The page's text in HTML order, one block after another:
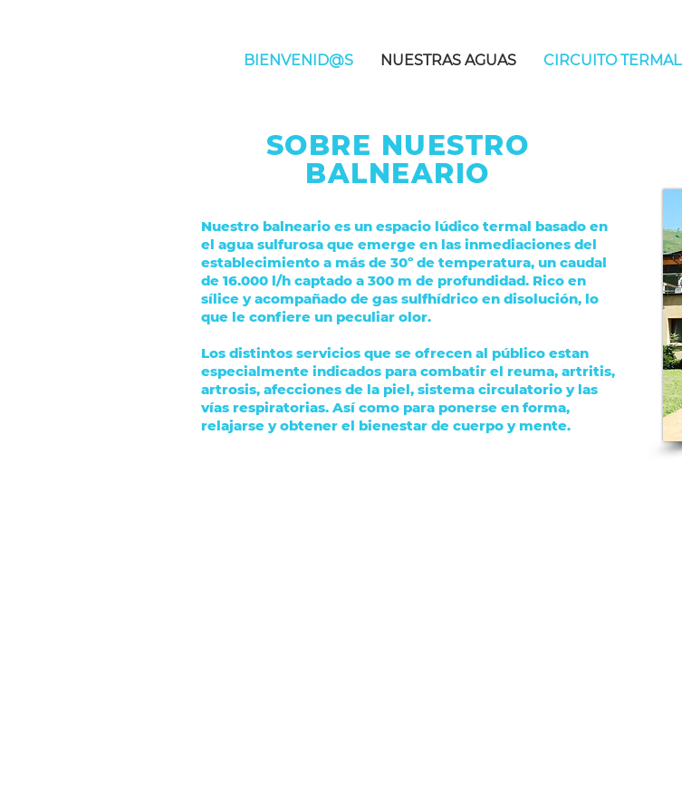
BIENVENID@S NUESTRAS AGUAS CIRCUITO TERMAL
SOBRE NUESTRO
BALNEARIO
Nuestro balneario es un espacio lúdico termal basado en
el agua sulfurosa que emerge en las inmediaciones del
establecimiento a más de 30º de temperatura, un caudal
de 16.000 l/h captado a 300 m de profundidad. Rico en
sílice y acompañado de gas sulfhídrico en disolución, lo
que le confiere un peculiar olor.
Los distintos servicios que se ofrecen al público estan
especialmente indicados para combatir el reuma, artritis,
artrosis, afecciones de la piel, sistema circulatorio y las
vías respiratorias. Así como para ponerse en forma,
relajarse y obtener el bienestar de cuerpo y mente.